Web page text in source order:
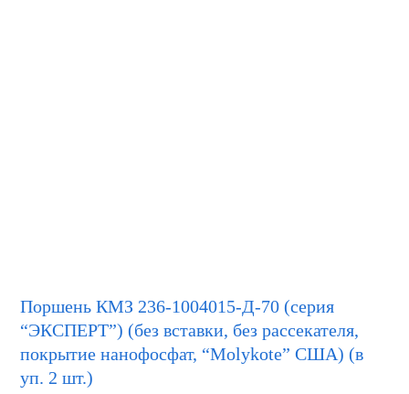
Поршень КМЗ 236-1004015-Д-70 (серия
“ЭКСПЕРТ”) (без вставки, без рассекателя,
покрытие нанофосфат, “Molykote” США) (в
уп. 2 шт.)